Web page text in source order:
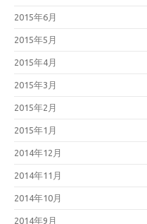
2015年6月
2015年5月
2015年4月
2015年3月
2015年2月
2015年1月
2014年12月
2014年11月
2014年10月
2014年9月